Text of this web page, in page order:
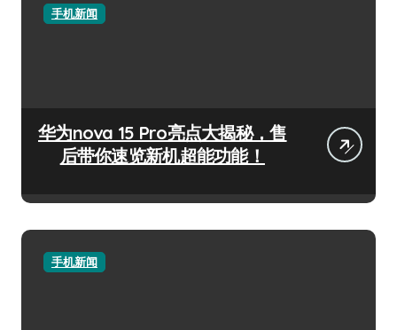
手机新闻
华为nova 15 Pro亮点大揭秘，售
后带你速览新机超能功能！
手机新闻